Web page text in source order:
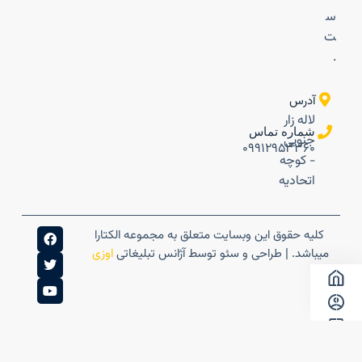
س
ت
.
آدرس
لاله زار
جنوبی
- کوچه
اتحادیه
شماره تماس
۰۹۹۱۲۹۵۳۳۶۰
کلیه حقوق این وبسایت متعلق به مجموعه الکتارا
میباشد. | طراحی و سئو توسط آژانس تبلیغاتیاوزی